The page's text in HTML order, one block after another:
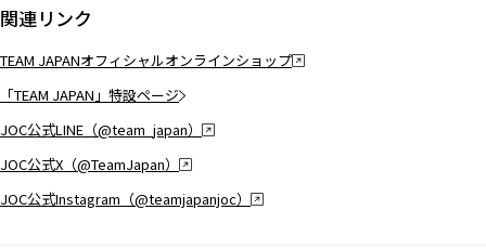
関連リンク
TEAM JAPANオフィシャルオンラインショップ
「TEAM JAPAN」特設ページ
JOC公式LINE（@team_japan）
JOC公式X（@TeamJapan）
JOC公式Instagram（@teamjapanjoc）